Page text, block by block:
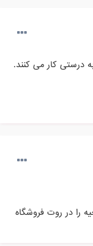
را در روت فروشگاه